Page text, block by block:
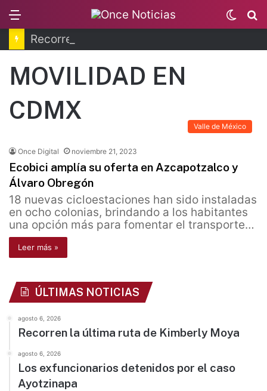
Switch
skin
MOVILIDAD EN
CDMX
Valle de México
Once Digital noviembre 21, 2023
Ecobici amplía su oferta en Azcapotzalco y
Álvaro Obregón
18 nuevas cicloestaciones han sido instaladas
en ocho colonias, brindando a los habitantes
una opción más para fomentar el transporte…
Leer más »
ÚLTIMAS NOTICIAS
agosto 6, 2026
Recorren la última ruta de Kimberly Moya
agosto 6, 2026
Los exfuncionarios detenidos por el caso
Ayotzinapa